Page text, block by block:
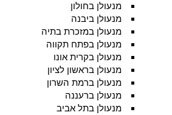
מנעולן בחולון
מנעולן ביבנה
מנעולן במזכרת בתיה
מנעולן בפתח תקווה
מנעולן בקרית אונו
מנעולן בראשון לציון
מנעולן ברמת השרון
מנעולן ברעננה
מנעולן בתל אביב